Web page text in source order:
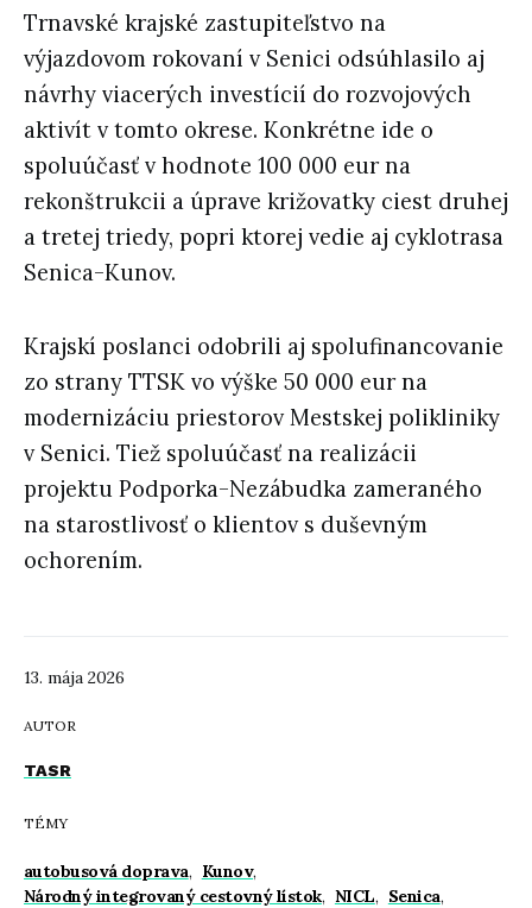
13. mája 2026
AUTOR
TASR
TÉMY
autobusová doprava, Kunov,
Národný integrovaný cestovný lístok, NICL, Senica,
Trnavské krajské zastupiteľstvo na
výjazdovom rokovaní v Senici odsúhlasilo aj
návrhy viacerých investícií do rozvojových
aktivít v tomto okrese. Konkrétne ide o
spoluúčasť v hodnote 100 000 eur na
rekonštrukcii a úprave križovatky ciest druhej
a tretej triedy, popri ktorej vedie aj cyklotrasa
Senica-Kunov.
Krajskí poslanci odobrili aj spolufinancovanie
zo strany TTSK vo výške 50 000 eur na
modernizáciu priestorov Mestskej polikliniky
v Senici. Tiež spoluúčasť na realizácii
projektu Podporka-Nezábudka zameraného
na starostlivosť o klientov s duševným
ochorením.